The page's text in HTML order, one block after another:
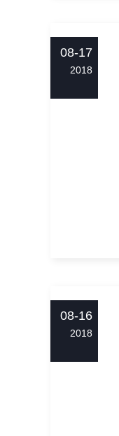
08-17
2018
08-16
2018